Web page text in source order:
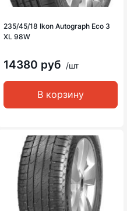
235/45/18 Ikon Autograph Eco 3
XL 98W
14380 руб /шт
В корзину